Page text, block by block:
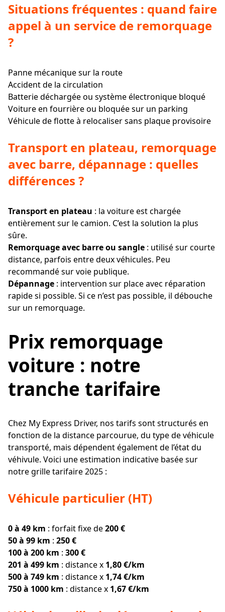
Situations fréquentes : quand faire
appel à un service de remorquage
?
Panne mécanique sur la route
Accident de la circulation
Batterie déchargée ou système électronique bloqué
Voiture en fourrière ou bloquée sur un parking
Véhicule de flotte à relocaliser sans plaque provisoire
Transport en plateau, remorquage
avec barre, dépannage : quelles
différences ?
Transport en plateau : la voiture est chargée
entièrement sur le camion. C’est la solution la plus
sûre.
Remorquage avec barre ou sangle : utilisé sur courte
distance, parfois entre deux véhicules. Peu
recommandé sur voie publique.
Dépannage : intervention sur place avec réparation
rapide si possible. Si ce n’est pas possible, il débouche
sur un remorquage.
Prix remorquage
voiture : notre
tranche tarifaire
Chez My Express Driver, nos tarifs sont structurés en
fonction de la distance parcourue, du type de véhicule
transporté, mais dépendent également de l’état du
véhivule. Voici une estimation indicative basée sur
notre grille tarifaire 2025 :
Véhicule particulier (HT)
0 à 49 km : forfait fixe de200 €
50 à 99 km : 250 €
100 à 200 km : 300 €
201 à 499 km : distance x 1,80 €/km
500 à 749 km : distance x 1,74 €/km
750 à 1000 km : distance x 1,67 €/km